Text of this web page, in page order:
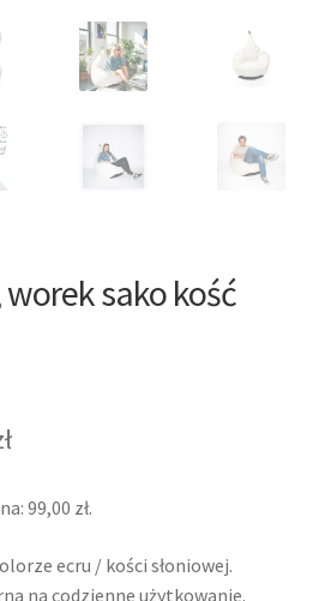
worek sako kość
99,00 zł.
ecru / kości słoniowej.
na codzienne użytkowanie.